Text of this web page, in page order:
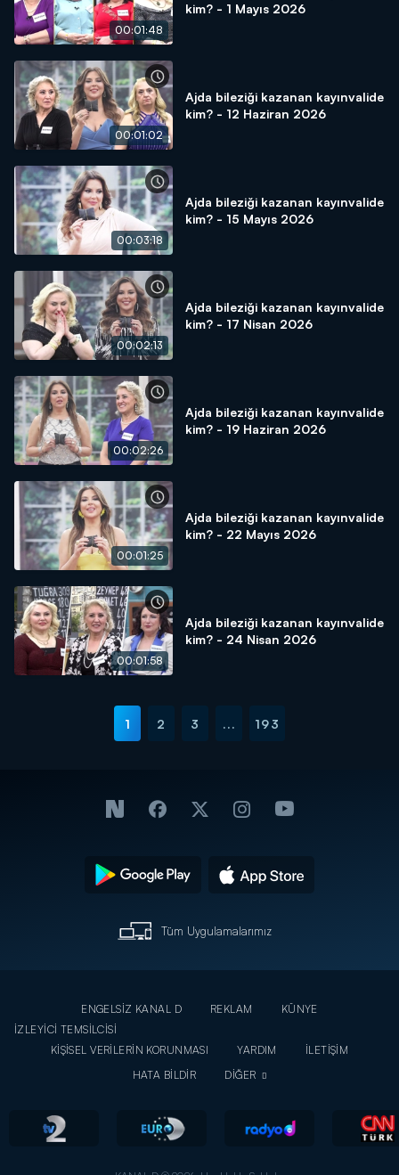
00:01:48
kim? - 1 Mayıs 2026
00:01:02
Ajda bileziği kazanan kayınvalide
kim? - 12 Haziran 2026
00:03:18
Ajda bileziği kazanan kayınvalide
kim? - 15 Mayıs 2026
00:02:13
Ajda bileziği kazanan kayınvalide
kim? - 17 Nisan 2026
00:02:26
Ajda bileziği kazanan kayınvalide
kim? - 19 Haziran 2026
00:01:25
Ajda bileziği kazanan kayınvalide
kim? - 22 Mayıs 2026
00:01:58
Ajda bileziği kazanan kayınvalide
kim? - 24 Nisan 2026
1 2 3 ... 193
Tüm Uygulamalarımız
ENGELSİZ KANAL D REKLAM
KÜNYE
İZLEYİCİ TEMSİLCİSİ
KİŞİSEL VERİLERİN KORUNMASI
YARDIM
İLETİŞİM
HATA BİLDİR
DİĞER